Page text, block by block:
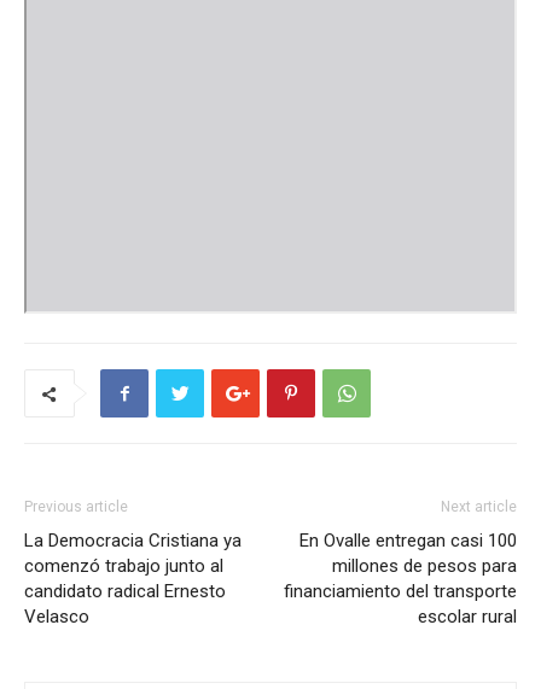
Previous article
La Democracia Cristiana ya
comenzó trabajo junto al
candidato radical Ernesto
Velasco
Next article
En Ovalle entregan casi 100
millones de pesos para
financiamiento del transporte
escolar rural